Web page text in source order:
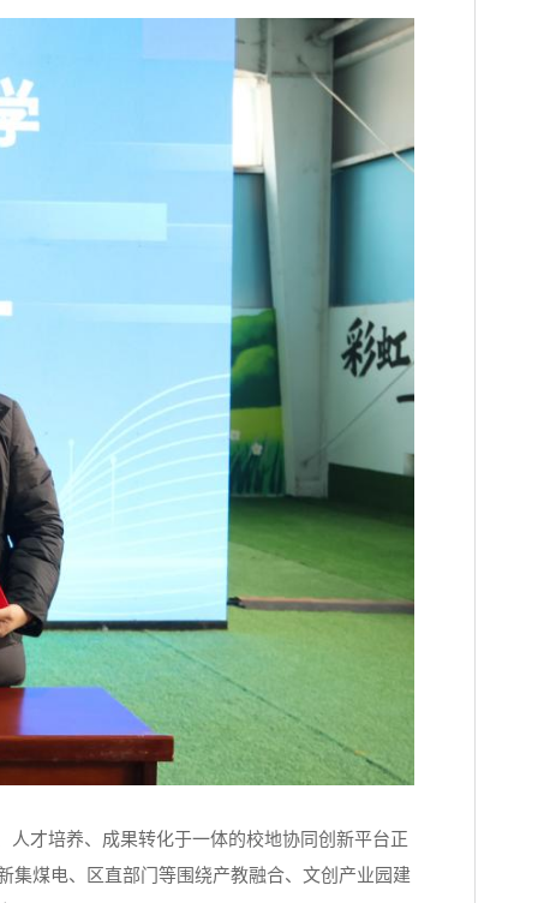
人才培养、成果转化于一体的校地协同创新平台正
集煤电、区直部门等围绕产教融合、文创产业园建